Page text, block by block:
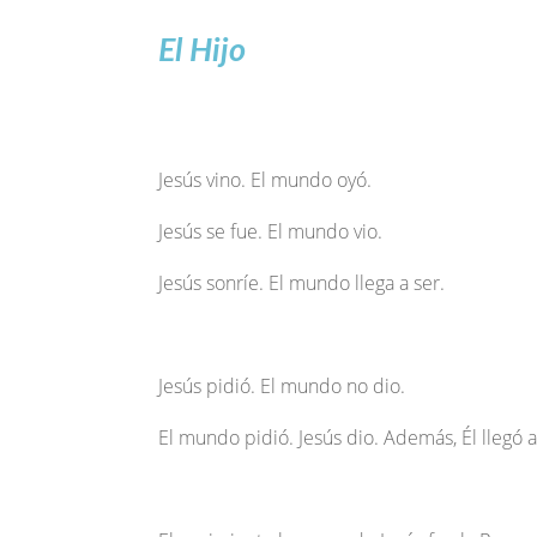
El Hijo
Jesús vino. El mundo oyó.
Jesús se fue. El mundo vio.
Jesús sonríe. El mundo llega a ser.
Jesús pidió. El mundo no dio.
El mundo pidió. Jesús dio. Además, Él llegó